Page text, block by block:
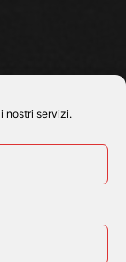
nostri servizi.